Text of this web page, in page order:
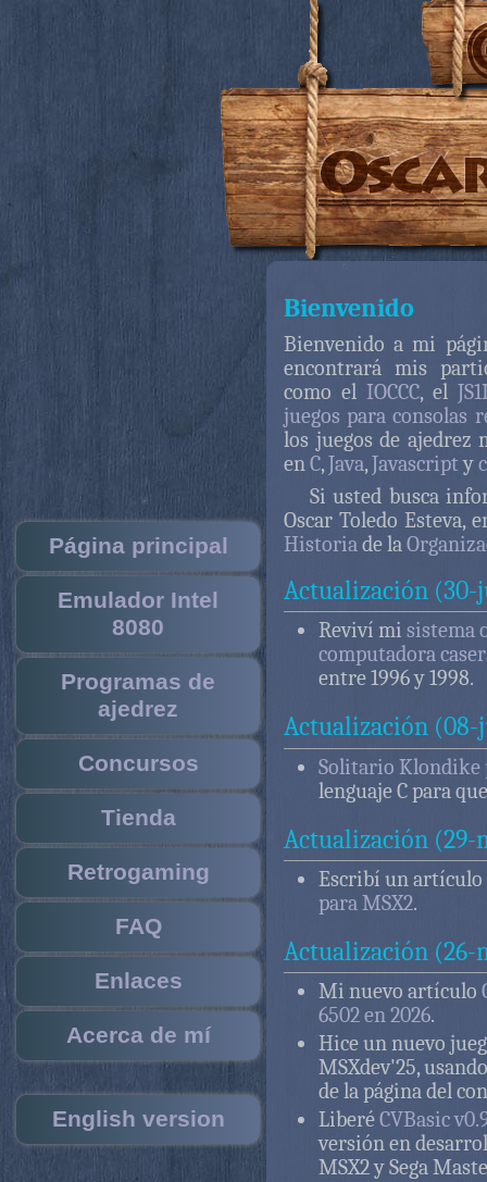
Página principal
Emulador Intel
8080
Programas de
ajedrez
Concursos
Tienda
Retrogaming
FAQ
Enlaces
Acerca de mí
English version
Bienvenido
Bienvenido a mi
encontrará mis
como el IOCCC, el
juegos para consolas
los juegos de ajedrez
enC,Java,Javascripty
Si usted busca
Oscar Toledo Esteva,
Historiade la
Actualización (30-
Reviví mi sistema
computadora
entre 1996 y 1998.
Actualización (08-
Solitario Klondike
lenguaje C para
Actualización (29-
Escribí un artículo
para MSX2.
Actualización (26-
Mi nuevo artículo
6502 en 2026.
Hice un nuevo
MSXdev'25,
de la página del
LiberéCVBasic
versión en
MSX2 y Sega